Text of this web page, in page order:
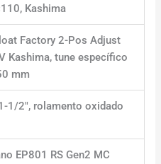
Kashima
Factory 2-Pos Adjust
Kashima, tune específico
mm
1/2″, rolamento oxidado
EP801 RS Gen2 MC